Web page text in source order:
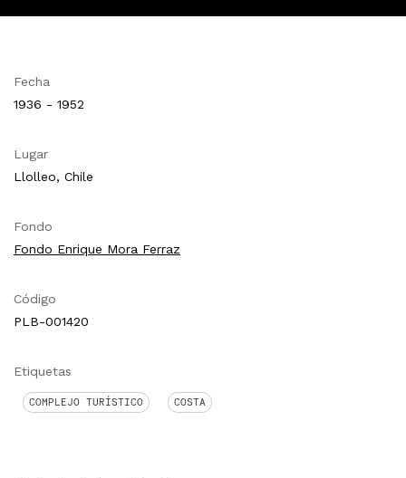
Fecha
1936 - 1952
Lugar
Llolleo, Chile
Fondo
Fondo Enrique Mora Ferraz
Código
PLB-001420
Etiquetas
COMPLEJO TURÍSTICO COSTA